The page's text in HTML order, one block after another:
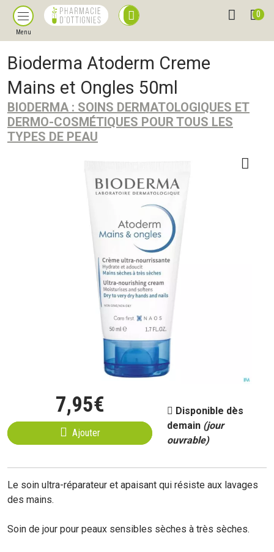
Menu
0
Bioderma Atoderm Creme
Mains et Ongles 50ml
BIODERMA : SOINS DERMATOLOGIQUES ET
DERMO-COSMÉTIQUES POUR TOUS LES
TYPES DE PEAU
7,95€
Ajouter
Disponible dès
demain (jour
ouvrable)
Le soin ultra-réparateur et apaisant qui résiste aux lavages
des mains.
Soin de jour pour peaux sensibles sèches à très sèches.